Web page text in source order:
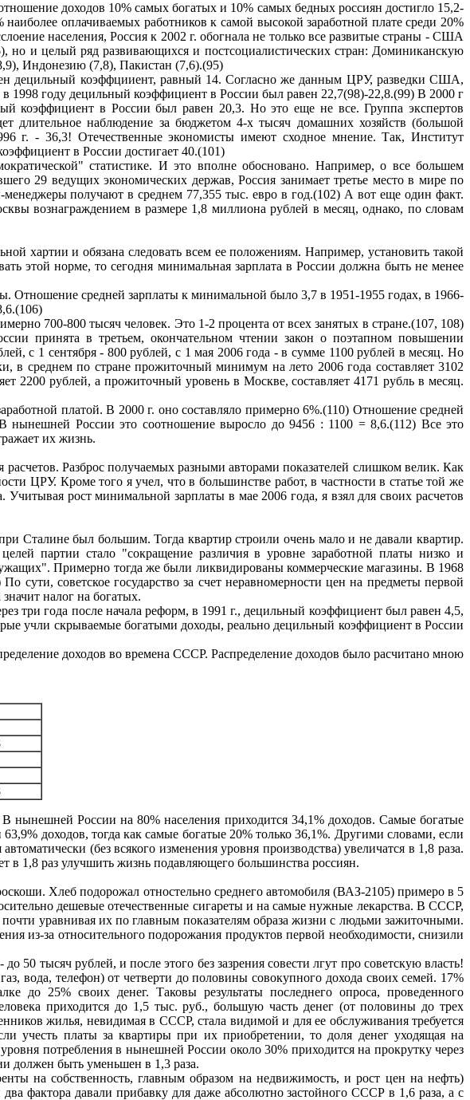
доходов 10% самых богатых и 10% самых бедных россиян достигло 15,2-
оплачиваемых работников к самой высокой заработной плате среди 20%
населения, Россия к 2002 г. обогнала не только все развитые страны - США
и целый ряд развивающихся и постсоциалистических стран: Доминиканскую
Индонезию (7,8), Пакистан (7,6).(95)
децильный коэффцииент, равный 14. Согласно же данным ЦРУ, разведки США,
1998 году децильный коэффициент в России был равен 22,7(98)-22,8.(99) В 2000 г
коэффициент в России был равен 20,3. Но это еще не все. Группа экспертов
наблюдение за бюджетом 4-х тысяч домашних хозяйств (большой
г. - 36,3! Отечественные экономисты имеют сходное мнение. Так, Институт
в России достигает 40.(101)
статистике. И это вполне обосновано. Например, о все большем
29 ведущих экономических держав, Россия занимает третье место в мире по
получают в среднем 77,355 тыс. евро в год.(102) А вот еще один факт.
в размере 1,8 миллиона рублей в месяц, однако, по словам
хартии и обязана следовать всем ее положениям. Например, установить такой
этой норме, то сегодня минимальная зарплата в России должна быть не менее
Отношение средней зарплаты к минимальной было 3,7 в 1951-1955 годах, в 1966-
700-800 тысяч человек. Это 1-2 процента от всех занятых в стране.(107, 108)
принята в третьем, окончательном чтении закон о поэтапном повышении
с 1 сентября - 800 рублей, с 1 мая 2006 года - в сумме 1100 рублей в месяц. Но
среднем по стране прожиточный минимум на лето 2006 года составляет 3102
2200 рублей, а прожиточный уровень в Москве, составляет 4171 рубль в месяц.
платой. В 2000 г. оно составляло примерно 6%.(110) Отношение средней
нынешней России это соотношение выросло до 9456 : 1100 = 8,6.(112) Все это
их жизнь.
Разброс получаемых разными авторами показателей слишком велик. Как
ЦРУ. Кроме того я учел, что в большинстве работ, в частности в статье той же
рост минимальной зарплаты в мае 2006 года, я взял для своих расчетов
был большим. Тогда квартир строили очень мало и не давали квартир.
партии стало "сокращение различия в уровне заработной платы низко и
Примерно тогда же были ликвидированы коммерческие магазины. В 1968
сути, советское государство за счет неравномерности цен на предметы первой
налог на богатых.
три года после начала реформ, в 1991 г., децильный коэффициент был равен 4,5,
учли скрываемые богатыми доходы, реально децильный коэффициент в России
доходов во времена СССР. Распределение доходов было расчитано мною
нынешней России на 80% населения приходится 34,1% доходов. Самые богатые
доходов, тогда как самые богатые 20% только 36,1%. Другими словами, если
(без всякого изменения уровня производства) увеличатся в 1,8 раза.
1,8 раз улучшить жизнь подавляющего большинства россиян.
Хлеб подорожал отностельно среднего автомобиля (ВАЗ-2105) примеро в 5
дешевые отечественные сигареты и на самые нужные лекарства. В СССР,
уравнивая их по главным показателям образа жизни с людьми зажиточными.
из-за относительного подорожания продуктов первой необходимости, снизили
50 тысяч рублей, и после этого без зазрения совести лгут про советскую власть!
вода, телефон) от четверти до половины совокупного дохода своих семей. 17%
до 25% своих денег. Таковы результаты последнего опроса, проведенного
приходится до 1,5 тыс. руб., большую часть денег (от половины до трех
жилья, невидимая в СССР, стала видимой и для ее обслуживания требуется
учесть платы за квартиры при их приобретении, то доля денег уходящая на
потребления в нынешней России около 30% приходится на прокрутку через
должен быть уменьшен в 1,3 раза.
на собственность, главным образом на недвижимость, и рост цен на нефть)
фактора давали прибавку для даже абсолютно застойного СССР в 1,6 раза, а с